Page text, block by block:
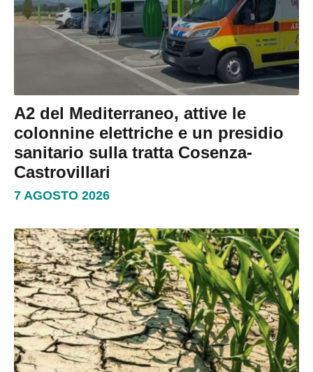
A2 del Mediterraneo, attive le
colonnine elettriche e un presidio
sanitario sulla tratta Cosenza-
Castrovillari
7 AGOSTO 2026